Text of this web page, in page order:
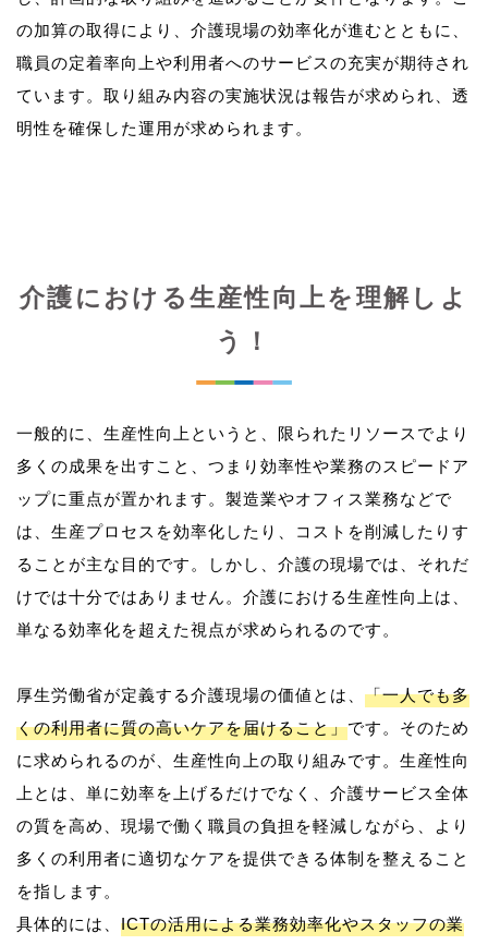
の加算の取得により、介護現場の効率化が進むとともに、
職員の定着率向上や利用者へのサービスの充実が期待され
ています。取り組み内容の実施状況は報告が求められ、透
介護における生産性向上を理解しよ
う！
一般的に、生産性向上というと、限られたリソースでより
多くの成果を出すこと、つまり効率性や業務のスピードア
ップに重点が置かれます。製造業やオフィス業務などで
は、生産プロセスを効率化したり、コストを削減したりす
ることが主な目的です。しかし、介護の現場では、それだ
けでは十分ではありません。介護における生産性向上は、
単なる効率化を超えた視点が求められるのです。
厚生労働省が定義する介護現場の価値とは、 「一人でも多
くの利用者に質の高いケアを届けること」です。そのため
に求められるのが、生産性向上の取り組みです。生産性向
上とは、単に効率を上げるだけでなく、介護サービス全体
の質を高め、現場で働く職員の負担を軽減しながら、より
多くの利用者に適切なケアを提供できる体制を整えること
を指します。
具体的には、 ICTの活用による業務効率化やスタッフの業